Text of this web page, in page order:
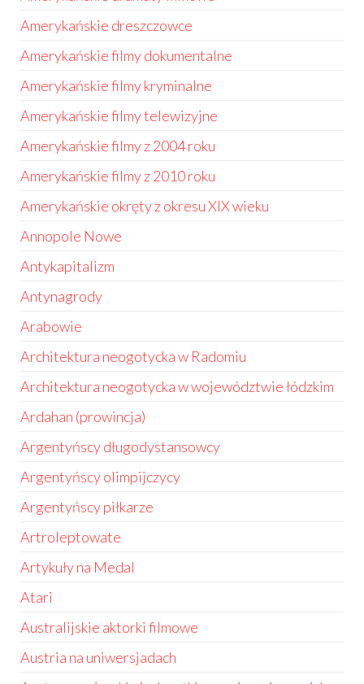
Amerykańskie dreszczowce
Amerykańskie filmy dokumentalne
Amerykańskie filmy kryminalne
Amerykańskie filmy telewizyjne
Amerykańskie filmy z 2004 roku
Amerykańskie filmy z 2010 roku
Amerykańskie okręty z okresu XIX wieku
Annopole Nowe
Antykapitalizm
Antynagrody
Arabowie
Architektura neogotycka w Radomiu
Architektura neogotycka w województwie łódzkim
Ardahan (prowincja)
Argentyńscy długodystansowcy
Argentyńscy olimpijczycy
Argentyńscy piłkarze
Artroleptowate
Artykuły na Medal
Atari
Australijskie aktorki filmowe
Austria na uniwersjadach